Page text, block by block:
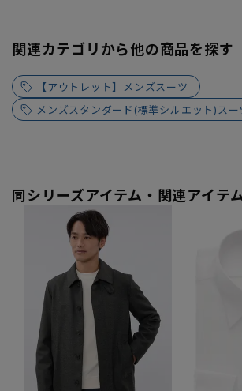
関連カテゴリから他の商品を探す
【アウトレット】メンズスーツ
メンズスタンダード(標準シルエット)スー
同シリーズアイテム・関連アイテ